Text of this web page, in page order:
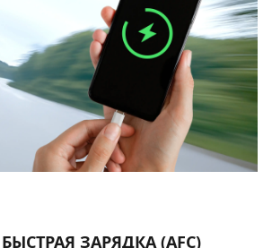
ЗАРЯДКА (AFC)